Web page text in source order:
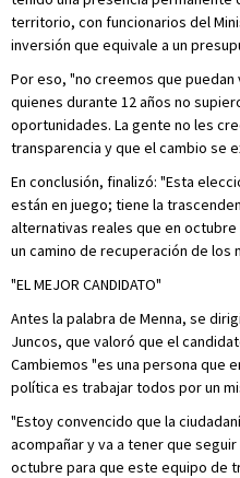
territorio, con funcionarios del
inversión que equivale a un
Por eso, "no creemos que
quienes durante 12 años no
oportunidades. La gente no les
transparencia y que el cambio se
En conclusión, finalizó: "Esta
están en juego; tiene la
alternativas reales que en
un camino de recuperación de los
"EL MEJOR CANDIDATO"
Antes la palabra de Menna, se
Juncos, que valoró que el
Cambiemos "es una persona que
política es trabajar todos por un
"Estoy convencido que la
acompañar y va a tener que
octubre para que este equipo de